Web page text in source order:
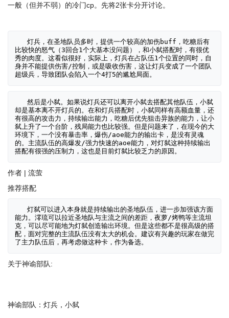
一般（但并不弱）的冷门cp。先将2张卡分开讨论。
比较快的怒气（3回合1个大基本没问题），和小弑搭配时，有很优
秀的肉度。这看似很好，实际上，灯兵在占队伍1个位置的同时，自
身并不能提供伤害/控制，或是吸收伤害，这让灯兵变成了一个团队
却是基本离不开灯兵的。在和灯兵搭配时，小弑同样有高额血量，还
有很高的攻击力，持续输出能力，吃糖后优先狙击异族的能力，让小
弑上升了一个台阶，残局能力也比较强。但是问题来了，在现今的大
环境下，一个没有暴击率，爆伤/aoe能力的输出卡，是没有灵魂
的。主流队伍的高爆发/强力快速的aoe能力，对灯弑这种持续输出
作者 | 流萤
推荐搭配
能力。澪琉可以拉近圣地队与主流之间的差距，夜萝/烤鸭等主流坦
克，可以尽可能地为灯弑创造输出环境。但是这些都不是很高级的搭
配，面对完整的主流队伍没有太大的机会。建议有兴趣的玩家在做完
关于神谕部队:
神谕部队：灯兵，小弑